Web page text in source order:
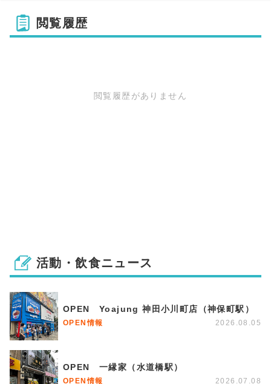
閲覧履歴
閲覧履歴がありません
活動・飲食ニュース
OPEN Yoajung 神田小川町店（神保町駅）
OPEN情報 2026.08.05
OPEN 一縁家（水道橋駅）
OPEN情報 2026.07.08